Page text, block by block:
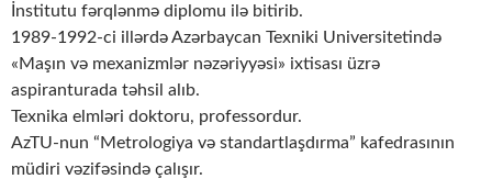
İnstitutu fərqlənmə diplomu ilə bitirib.
1989-1992-ci illərdə Azərbaycan Texniki Universitetində
«Maşın və mexanizmlər nəzəriyyəsi» ixtisası üzrə
aspiranturada təhsil alıb.
Texnika elmləri doktoru, professordur.
AzTU-nun “Metrologiya və standartlaşdırma” kafedrasının
müdiri vəzifəsində çalışır.